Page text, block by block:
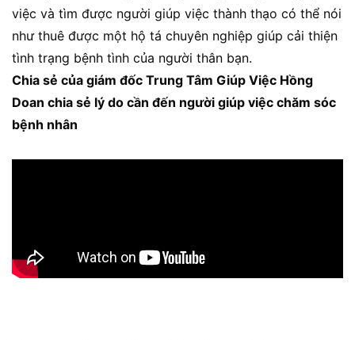
việc và tìm được người giúp việc thành thạo có thể nói
như thuê được một hộ tá chuyên nghiệp giúp cải thiện
tình trạng bệnh tình của người thân bạn.
Chia sẻ của giám đốc Trung Tâm Giúp Việc Hồng
Doan chia sẻ lý do cần đến người giúp việc chăm sóc
bệnh nhân